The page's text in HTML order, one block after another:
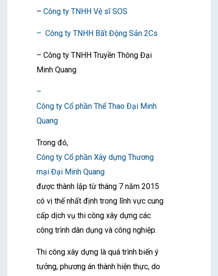
– Công ty TNHH Vệ sĩ SOS
– Công ty TNHH Bất Động Sản 2Cs
– Công ty TNHH Truyền Thông Đại
Minh Quang
–
Công ty Cổ phần Thể Thao Đại Minh
Quang
Trong đó,
Công ty Cổ phần Xây dựng Thương
mại Đại Minh Quang
được thành lập từ tháng 7 năm 2015
có vị thế nhất định trong lĩnh vực cung
cấp dịch vụ thi công xây dựng các
công trình dân dụng và công nghiệp.
Thi công xây dựng là quá trình biến ý
tưởng, phương án thành hiện thực, do